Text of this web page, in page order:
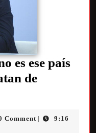
es ese país
de
Comment
9:16